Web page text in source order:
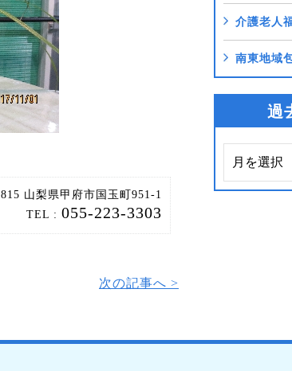
山梨県甲府市国玉町951-1
TEL : 055-223-3303
次の記事へ >
介護老人
南東地域
過